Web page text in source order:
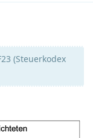
(Steuerkodex